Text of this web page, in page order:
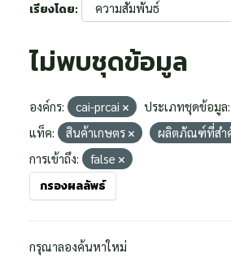
เรียงโดย
ไม่พบชุดข้อมูล
องค์กร: cai-prcai ประเภทชุดข้อมูล:
แท็ค:
สินค้าเกษตร ผลิตภัณฑ์ที่สำ
การเข้าถึง:
false
กรองผลลัพธ์
กรุณาลองค้นหาใหม่